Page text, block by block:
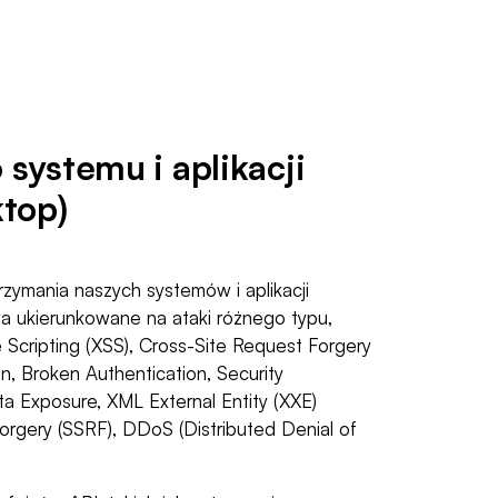
systemu i aplikacji
naszych systemów i aplikacji
ukierunkowane na ataki różnego typu,
(XSS), Cross-Site Request Forgery
Broken Authentication, Security
Exposure, XML External Entity (XXE)
(SSRF), DDoS (Distributed Denial of